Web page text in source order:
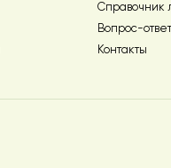
Справочник
Вопрос-
Контакты